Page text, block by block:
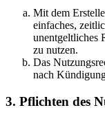
Mit dem
einfaches,
unentgeltliches
zu nutzen.
Das
nach
3. Pflichten des